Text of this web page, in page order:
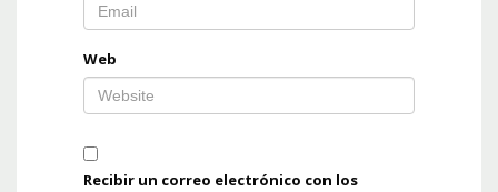
Web
Recibir un correo electrónico con los